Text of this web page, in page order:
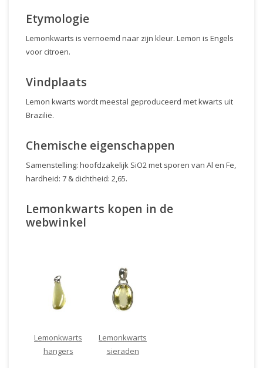
Etymologie
Lemonkwarts is vernoemd naar zijn kleur. Lemon is Engels
voor citroen.
Vindplaats
Lemon kwarts wordt meestal geproduceerd met kwarts uit
Brazilië.
Chemische eigenschappen
Samenstelling: hoofdzakelijk SiO2 met sporen van Al en Fe,
hardheid: 7 & dichtheid: 2,65.
Lemonkwarts kopen in de
webwinkel
Lemonkwarts
hangers
Lemonkwarts
sieraden